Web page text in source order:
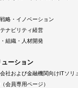
略・イノベーション
ナビリティ経営
・組織・人材開発
ーション
社および金融機関向けITソリ
会員専用ページ）